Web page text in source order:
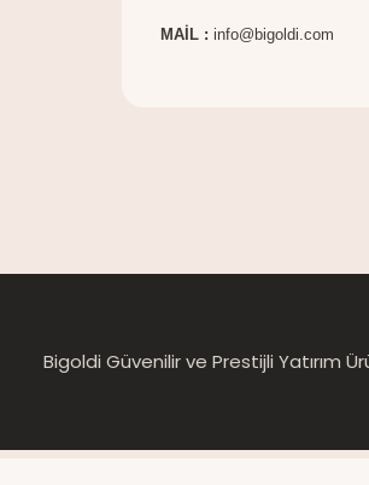
MAİL : info@bigoldi.com
Bigoldi Güvenilir ve Prestijli Yatırım